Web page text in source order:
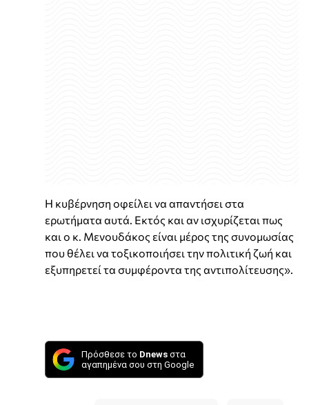
Η κυβέρνηση οφείλει να απαντήσει στα
ερωτήματα αυτά. Εκτός και αν ισχυρίζεται πως
και ο κ. Μενουδάκος είναι μέρος της συνομωσίας
που θέλει να τοξικοποιήσει την πολιτική ζωή και
εξυπηρετεί τα συμφέροντα της αντιπολίτευσης».
Πρόσθεσε το Dnews στα
αγαπημένα σου στη Google